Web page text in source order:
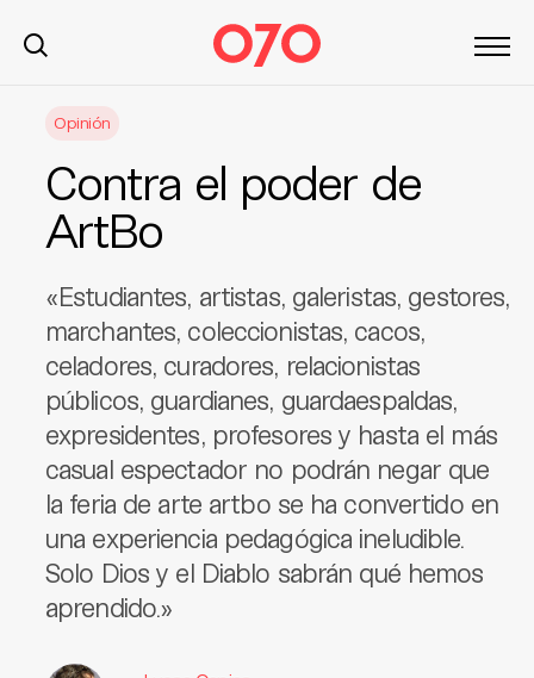
Opinión
Contra el poder de
ArtBo
«Estudiantes, artistas, galeristas, gestores,
marchantes, coleccionistas, cacos,
celadores, curadores, relacionistas
públicos, guardianes, guardaespaldas,
expresidentes, profesores y hasta el más
casual espectador no podrán negar que
la feria de arte artbo se ha convertido en
una experiencia pedagógica ineludible.
Solo Dios y el Diablo sabrán qué hemos
aprendido.»